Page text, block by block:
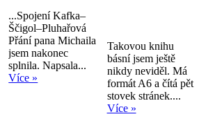
...Spojení Kafka–
Ščigol–Pluhařová
Přání pana Michaila
jsem nakonec
splnila. Napsala...
Více »
Takovou knihu
básní jsem ještě
nikdy neviděl. Má
formát A6 a čítá pět
stovek stránek....
Více »